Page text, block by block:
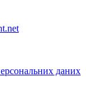
даних